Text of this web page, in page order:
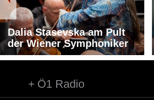
Dalia Stasevska am Pult
der Wiener Symphoniker
Ö1 Radio